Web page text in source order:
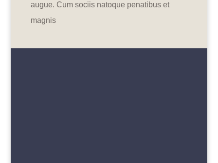
augue. Cum sociis natoque penatibus et
magnis